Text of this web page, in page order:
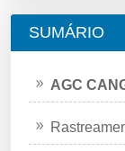
SUMÁRIO
AGC